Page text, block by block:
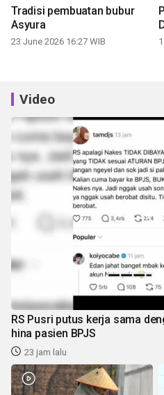
Tradisi pembuatan bubur
Asyura
23 June 2026 16:27 WIB
Video
RS Pusri putus kerja sama
hina pasien BPJS
23 jam lalu